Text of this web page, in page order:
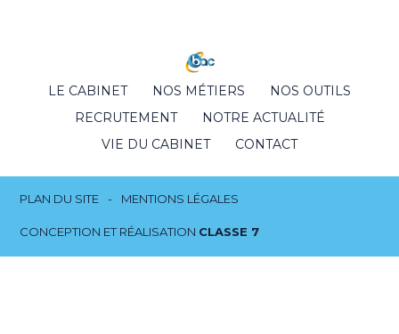
Footer
LE CABINET NOS MÉTIERS
NOS OUTILS
RECRUTEMENT
NOTRE ACTUALITÉ
VIE DU CABINET
CONTACT
Footer
PLAN DU SITE MENTIONS LÉGALES
CONCEPTION ET RÉALISATION CLASSE 7